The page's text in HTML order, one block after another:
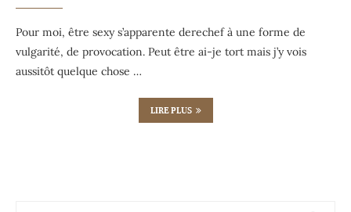
Pour moi, être sexy s’apparente derechef à une forme de
vulgarité, de provocation. Peut être ai-je tort mais j’y vois
aussitôt quelque chose …
LIRE PLUS